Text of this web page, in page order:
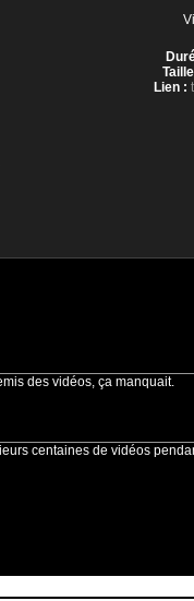
Lien :
des vidéos, ça manquait.
centaines de vidéos